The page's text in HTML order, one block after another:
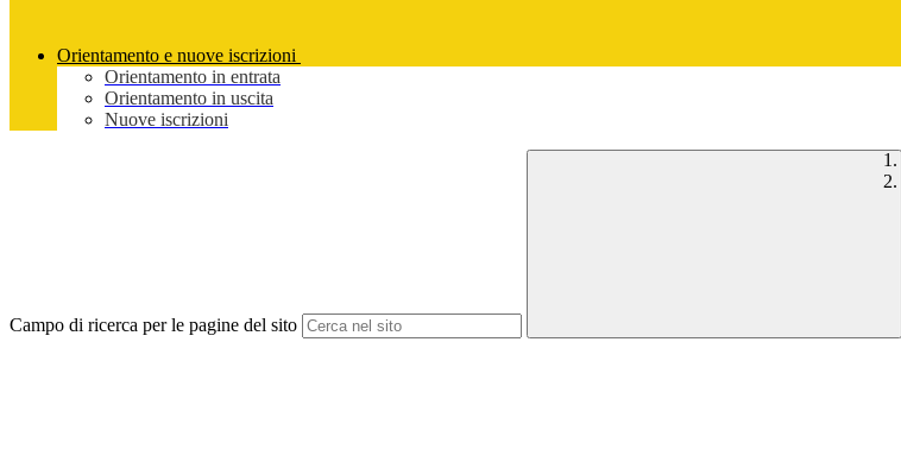
Orientamento e nuove iscrizioni
Orientamento in entrata
Orientamento in uscita
Nuove iscrizioni
Campo di ricerca per le pagine del sito